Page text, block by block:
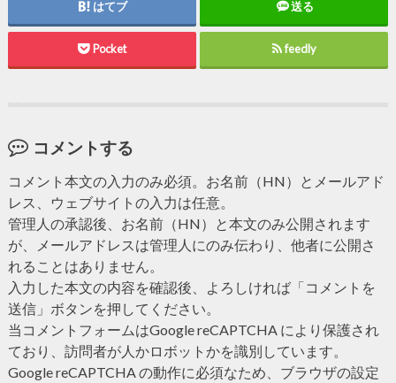
はてブ 送る
Pocket feedly
コメントする
コメント本文の入力のみ必須。お名前（HN）とメールアド
レス、ウェブサイトの入力は任意。
管理人の承認後、お名前（HN）と本文のみ公開されます
が、メールアドレスは管理人にのみ伝わり、他者に公開さ
れることはありません。
入力した本文の内容を確認後、よろしければ「コメントを
送信」ボタンを押してください。
当コメントフォームはGoogle reCAPTCHA により保護され
ており、訪問者が人かロボットかを識別しています。
Google reCAPTCHA の動作に必須なため、ブラウザの設定